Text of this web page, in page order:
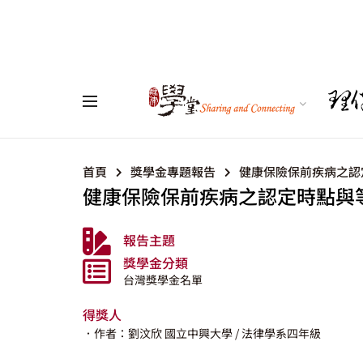
首頁 獎學金專題報告 健康保險保前疾病之
健康保險保前疾病之認定時點
報告主題
獎學金分類
台灣獎學金名單
得獎人
．作者：劉汶欣 國立中興大學 / 法律學系四年級